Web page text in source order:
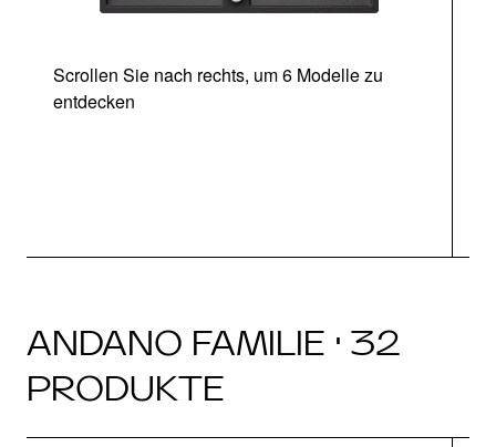
Scrollen Sie nach rechts, um 6 Modelle zu
entdecken
ANDANO FAMILIE · 32
PRODUKTE